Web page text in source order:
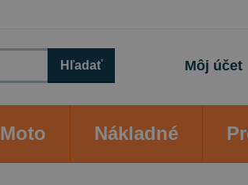
Môj účet
Hľadať
Moto Nákladné